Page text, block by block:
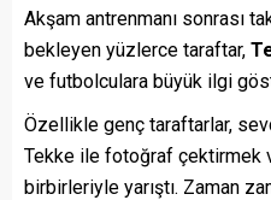
Akşam antrenmanı sonrası
bekleyen yüzlerce taraftar,
ve futbolculara büyük ilgi
Özellikle genç taraftarlar,
Tekke ile fotoğraf çektirmek
birbirleriyle yarıştı. Zaman